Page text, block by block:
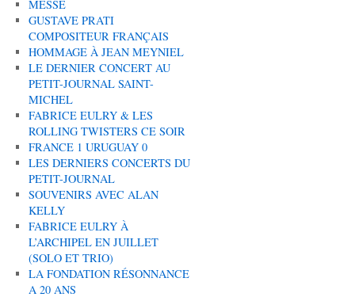
MESSE
GUSTAVE PRATI
COMPOSITEUR FRANÇAIS
HOMMAGE À JEAN MEYNIEL
LE DERNIER CONCERT AU
PETIT-JOURNAL SAINT-
MICHEL
FABRICE EULRY & LES
ROLLING TWISTERS CE SOIR
FRANCE 1 URUGUAY 0
LES DERNIERS CONCERTS DU
PETIT-JOURNAL
SOUVENIRS AVEC ALAN
KELLY
FABRICE EULRY À
L’ARCHIPEL EN JUILLET
(SOLO ET TRIO)
LA FONDATION RÉSONNANCE
A 20 ANS